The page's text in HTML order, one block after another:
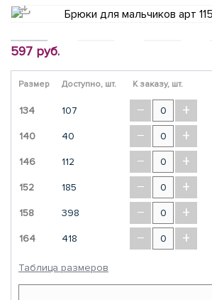
597 руб.
Размер Доступно, шт. К заказу, шт.
134 107 − +
140 40 − +
146 112 − +
152 185 − +
158 398 − +
164 418 − +
Таблица размеров